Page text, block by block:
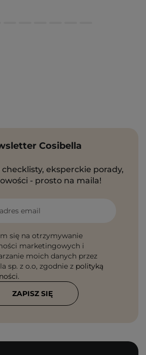
Cosibella
eksperckie porady,
- prosto na maila!
email
się na otrzymywanie
marketingowych i
moich danych przez
sp. z o.o, zgodnie z polityką
.
ZAPISZ SIĘ